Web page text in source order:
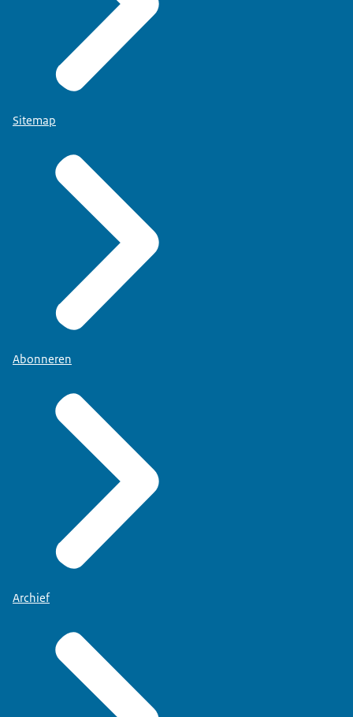
Sitemap
Abonneren
Archief